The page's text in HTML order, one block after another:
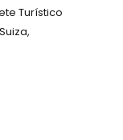
Turístico